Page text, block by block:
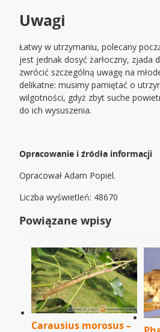
Uwagi
Łatwy w utrzymaniu, polecany
jest jednak dosyć żarłoczny, zjada
zwrócić szczególną uwagę na
delikatne: musimy pamiętać o
wilgotności, gdyż zbyt suche
do ich wysuszenia.
Opracowanie i źródła informacji
Opracował Adam Popiel.
Liczba wyświetleń: 48670
Powiązane wpisy
Carausius morosus –